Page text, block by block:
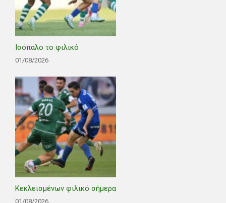
Ισόπαλο το φιλικό
01/08/2026
Κεκλεισμένων φιλικό σήμερα
01/08/2026